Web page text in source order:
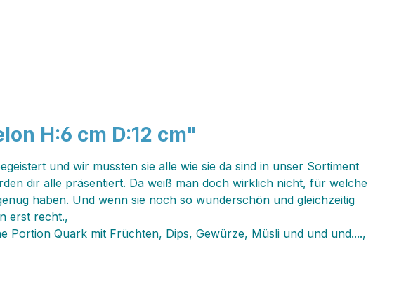
H:6 cm D:12 cm"
und wir mussten sie alle wie sie da sind in unser Sortiment
dir alle präsentiert. Da weiß man doch wirklich nicht, für welche
haben. Und wenn sie noch so wunderschön und gleichzeitig
erst recht.‚
Quark mit Früchten, Dips, Gewürze, Müsli und und und....‚